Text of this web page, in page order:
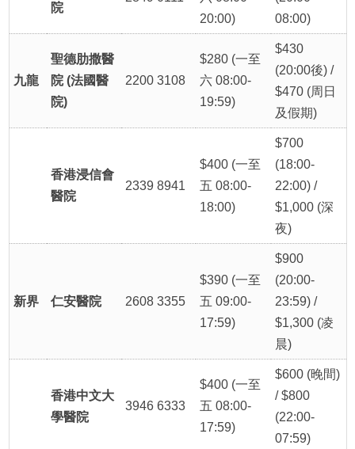
院
20:00)
08:00)
九龍
聖德肋撒醫
院 (法國醫
院)
2200 3108
$280 (一至
六 08:00-
19:59)
$430
(20:00後) /
$470 (周日
及假期)
香港浸信會
醫院
2339 8941
$400 (一至
五 08:00-
18:00)
$700
(18:00-
22:00) /
$1,000 (深
夜)
新界 仁安醫院 2608 3355
$390 (一至
五 09:00-
17:59)
$900
(20:00-
23:59) /
$1,300 (凌
晨)
香港中文大
學醫院
3946 6333
$400 (一至
五 08:00-
17:59)
$600 (晚間)
/ $800
(22:00-
07:59)